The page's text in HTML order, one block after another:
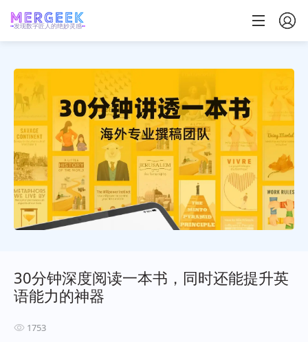
发现数字匠人的绝妙灵感
30分钟深度阅读一本书，同时还能提升英
语能力的神器
1753